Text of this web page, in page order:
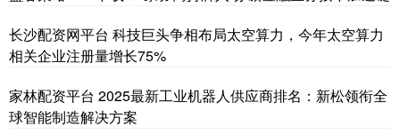
长沙配资网平台 科技巨头争相布局太空算力，今年太空算力
相关企业注册量增长75%
家林配资平台 2025最新工业机器人供应商排名：新松领衔全
球智能制造解决方案